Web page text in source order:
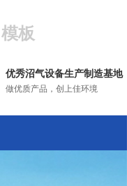
模板
优秀沼气设备生产制造基地
做优质产品，创上佳环境